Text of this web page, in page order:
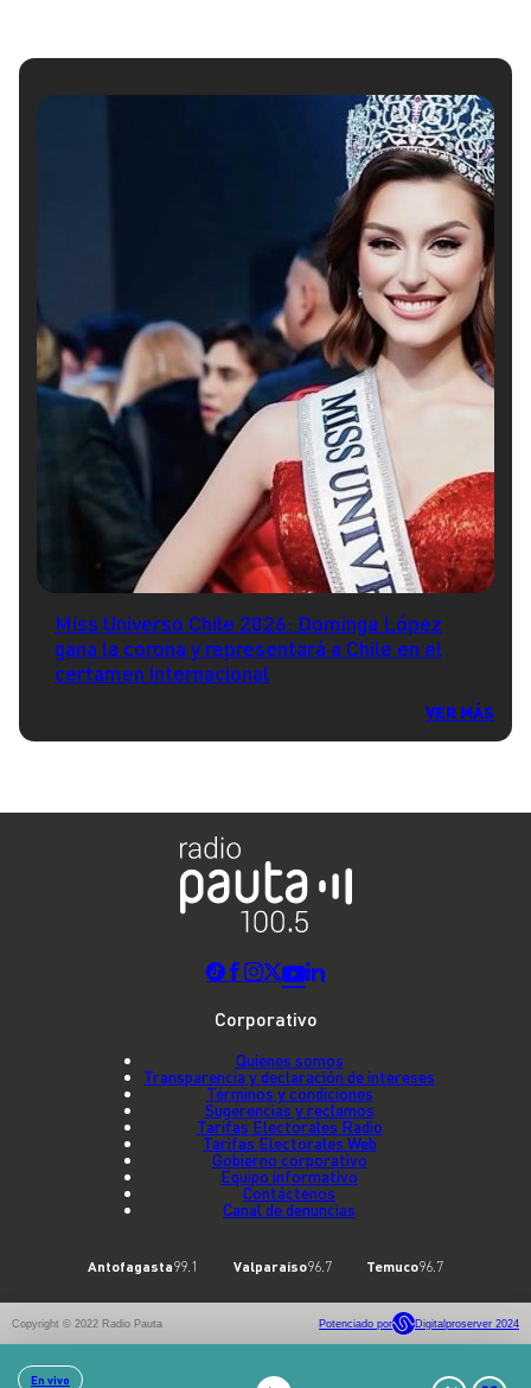
Miss Universo Chile 2026: Dominga López
gana la corona y representará a Chile en el
certamen internacional
VER MÁS
En vivo
Corporativo
Quienes somos
Transparencia y declaración de intereses
Términos y condiciones
Sugerencias y reclamos
Tarifas Electorales Radio
Tarifas Electorales Web
Gobierno corporativo
Equipo informativo
Contáctenos
Canal de denuncias
Antofagasta99.1 Valparaíso96.7 Temuco96.7
Copyright © 2022 Radio Pauta Potenciado por Digitalproserver 2024